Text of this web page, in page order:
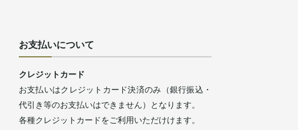
お支払いについて
クレジットカード
お支払いはクレジットカード決済のみ（銀行振込・
代引き等のお支払いはできません）となります。
各種クレジットカードをご利用いただけけます。